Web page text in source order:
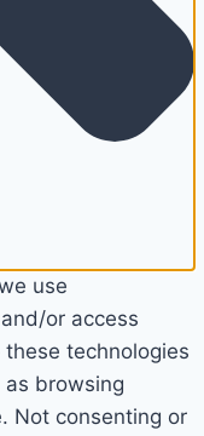
use
or access
technologies
browsing
Not consenting or